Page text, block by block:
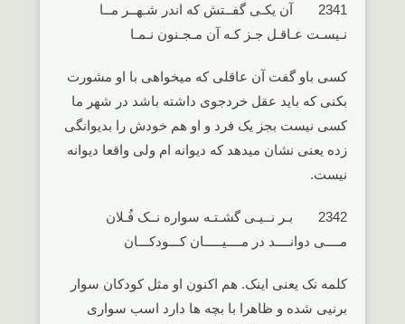
2341 آن یکـی گفــتش که اندر شـهــر مــا
نـیسـت عـاقـل جـز کـه آن مـجـنون نـمـا
کسی باو گفت آن عاقلی که میخواهی با او مشورت
بکنی که باید عقل خردجوی داشته باشد در شهر ما
کسی نیست بجز یک فرد و او هم خودش را بدیوانگی
زده یعنی نشان میدهد که دیوانه ام ولی واقعا دیوانه
نیست.
2342 بـر نــیـی گشـتـه سواره نــک فُـلان
مــــی دوانــــد در مــــیـــــان کـــودکـــان
کلمه نک یعنی اینک. هم اکنون او مثل کودکان سوار
برنیی شده و ظاهرا با بچه ها دارد اسب سواری